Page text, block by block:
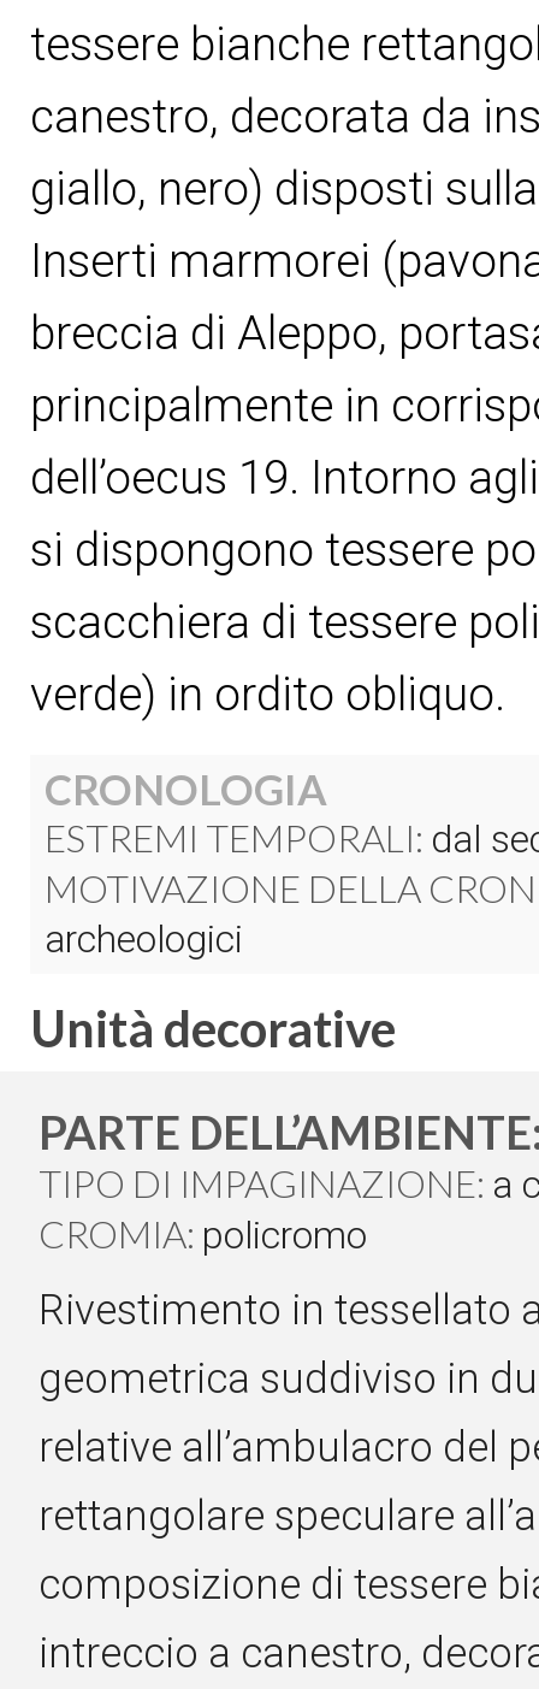
tessere bianche
canestro, decorata da
giallo, nero) disposti
Inserti marmorei
breccia di Aleppo,
principalmente in
dell’oecus 19. Intorno
si dispongono tessere
scacchiera di tessere
verde) in ordito obliquo.
CRONOLOGIA
ESTREMI TEMPORALI: dal
MOTIVAZIONE DELLA
archeologici
Unità decorative
PARTE
TIPO DI IMPAGINAZIONE: a
CROMIA: policromo
Rivestimento in tessellato
geometrica suddiviso in
relative all’ambulacro del
rettangolare speculare
composizione di tessere
intreccio a canestro,